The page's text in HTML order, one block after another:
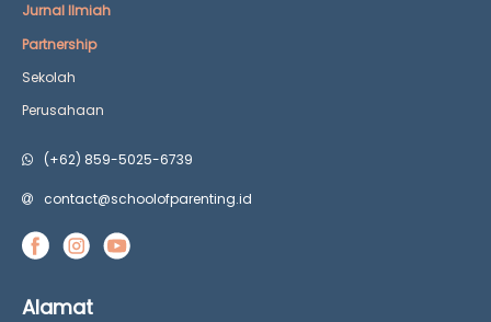
Jurnal Ilmiah
Partnership
Sekolah
Perusahaan
(+62) 859-5025-6739
contact@schoolofparenting.id
Alamat